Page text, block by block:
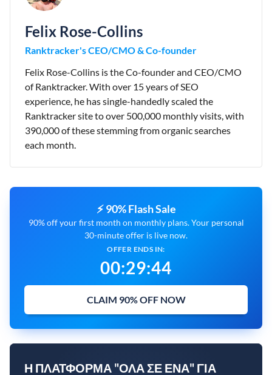
Felix Rose-Collins
Ranktracker's CEO/CMO & Co-founder
Felix Rose-Collins is the Co-founder and CEO/CMO
of Ranktracker. With over 15 years of SEO
experience, he has single-handedly scaled the
Ranktracker site to over 500,000 monthly visits, with
390,000 of these stemming from organic searches
each month.
⚡ 90% Flash Sale
90% off your first month on monthly plans. Your personal
30-minute offer is live now.
OFFER ENDS IN:
00:29:43
CLAIM 90% OFF NOW
Η ΠΛΑΤΦΌΡΜΑ "ΌΛΑ ΣΕ ΈΝΑ" ΓΙΑ